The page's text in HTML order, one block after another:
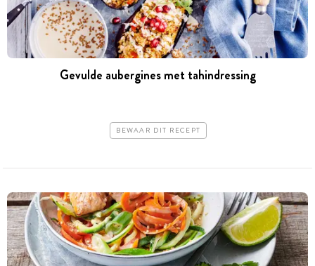
Gevulde aubergines met tahindressing
BEWAAR DIT RECEPT